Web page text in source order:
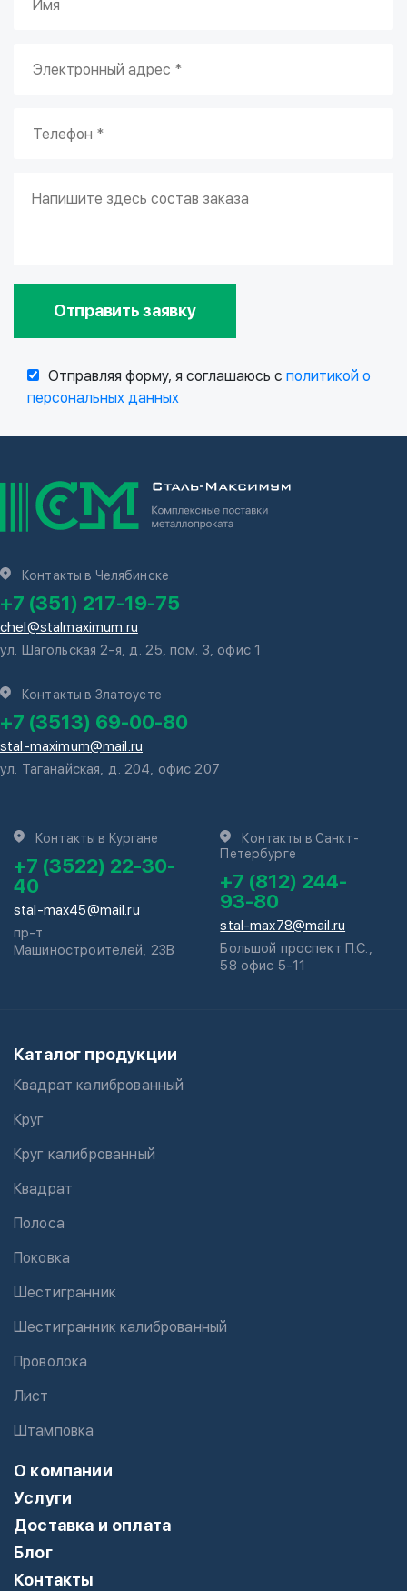
Отправить заявку
Отправляя форму, я соглашаюсь с политикой о
персональных данных
Контакты в Челябинске
+7 (351) 217-19-75
chel@stalmaximum.ru
ул. Шагольская 2-я, д. 25, пом. 3, офис 1
Контакты в Златоусте
+7 (3513) 69-00-80
stal-maximum@mail.ru
ул. Таганайская, д. 204, офис 207
Контакты в Кургане
+7 (3522) 22-30-
40
stal-max45@mail.ru
пр-т
Машиностроителей, 23В
Контакты в Санкт-
Петербурге
+7 (812) 244-
93-80
stal-max78@mail.ru
Большой проспект П.С.,
58 офис 5-11
Каталог продукции
Квадрат калиброванный
Круг
Круг калиброванный
Квадрат
Полоса
Поковка
Шестигранник
Шестигранник калиброванный
Проволока
Лист
Штамповка
О компании
Услуги
Доставка и оплата
Блог
Контакты